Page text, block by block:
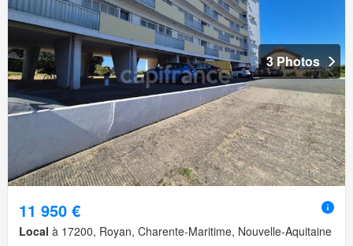
3 Photos
11 950 €
Local à 17200, Royan, Charente-Maritime, Nouvelle-Aquitaine